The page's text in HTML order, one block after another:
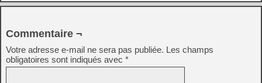
Commentaire ¬
Votre adresse e-mail ne sera pas publiée. Les champs
obligatoires sont indiqués avec *